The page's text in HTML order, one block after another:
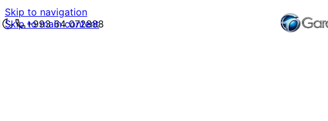
Skip to navigation
Skip to main content
+993 64 072888